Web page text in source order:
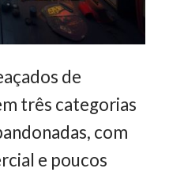
de
três categorias
com
e poucos